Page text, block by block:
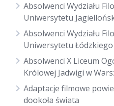
Absolwenci Wydziału
Uniwersytetu
Absolwenci Wydziału
Uniwersytetu Łódzkiego
Absolwenci X Liceum
Królowej Jadwigi w
Adaptacje filmowe
dookoła świata